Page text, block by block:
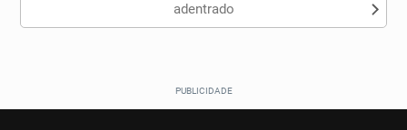
adentrado